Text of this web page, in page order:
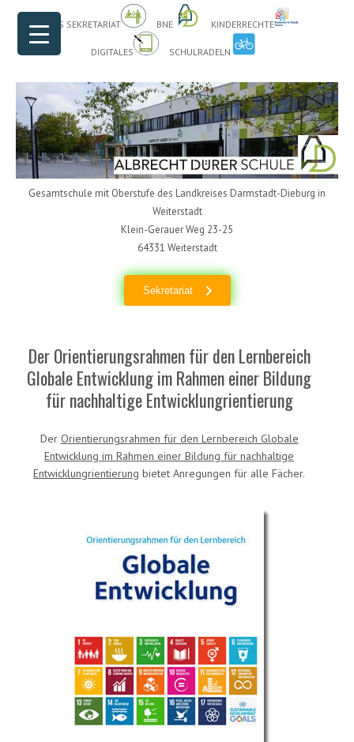
DAS SEKRETARIAT
BNE KINDERRECHTE
DIGITALES SCHULRADELN
Gesamtschule mit Oberstufe des Landkreises Darmstadt-Dieburg in
Weiterstadt
Klein-Gerauer Weg 23-25
64331 Weiterstadt
Sekretariat
Der Orientierungsrahmen für den Lernbereich
Globale Entwicklung im Rahmen einer Bildung
für nachhaltige Entwicklungrientierung
Der Orientierungsrahmen für den Lernbereich Globale
Entwicklung im Rahmen einer Bildung für nachhaltige
Entwicklungrientierung bietet Anregungen für alle Fächer.